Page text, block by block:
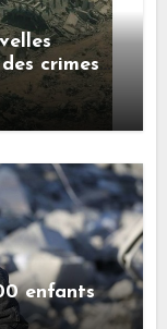
crimes
enfants